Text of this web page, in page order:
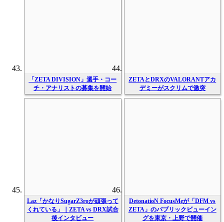
「ZETA DIVISION」選手・コー
チ・アナリストの募集を開始
ZETAとDRXのVALORANTアカ
デミーがスクリムで激突
Laz「かなりSugarZ3roが頑張って
くれている」｜ZETA vs DRX試合
後インタビュー
DetonatioN FocusMeが「DFM vs
ZETA」のパブリックビューイン
グを東京・上野で開催